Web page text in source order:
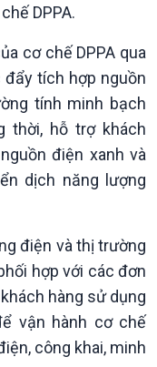
DPPA.
cơ chế DPPA qua
đẩy tích hợp nguồn
tính minh bạch
thời, hỗ trợ khách
điện xanh và
dịch năng lượng
điện và thị trường
hợp với các đơn
hàng sử dụng
vận hành cơ chế
công khai, minh